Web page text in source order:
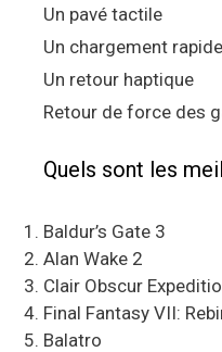
Un pavé tactile
Un chargement
Un retour haptique
Retour de force des
Quels sont les
Baldur’s Gate 3
Alan Wake 2
Clair Obscur
Final Fantasy VII:
Balatro